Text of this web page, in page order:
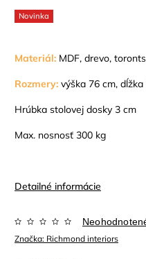
Novinka
Materiál: MDF, drevo,
Rozmery: výška 76 cm,
Hrúbka stolovej dosky 3 cm
Max. nosnosť 300 kg
Detailné informácie
Značka: Richmond interiors